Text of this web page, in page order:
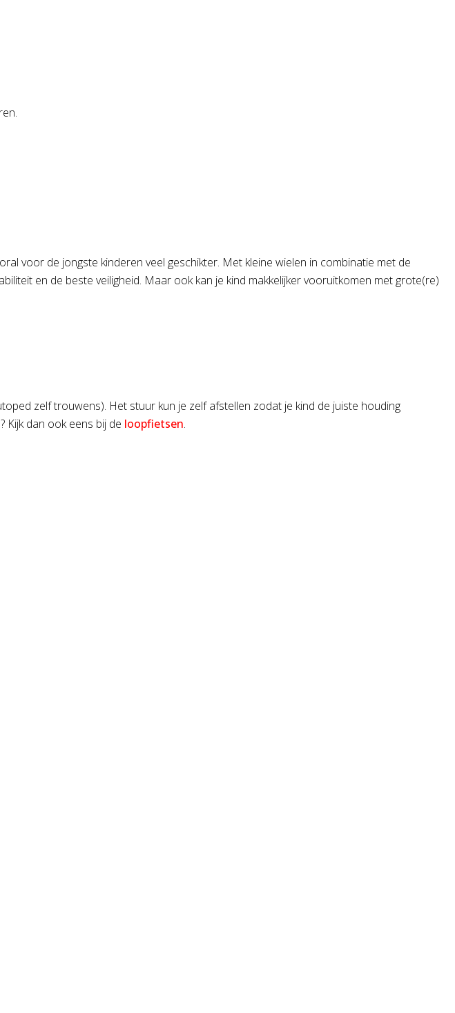
voor de jongste kinderen veel geschikter. Met kleine wielen in combinatie met de
en de beste veiligheid. Maar ook kan je kind makkelijker vooruitkomen met grote(re)
zelf trouwens). Het stuur kun je zelf afstellen zodat je kind de juiste houding
Kijk dan ook eens bij de loopfietsen.